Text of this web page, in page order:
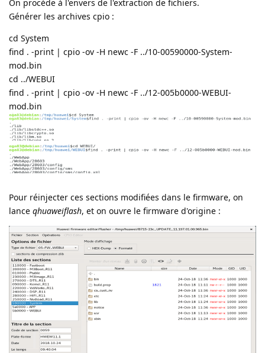
On procède à l'envers de l'extraction de fichiers.
Générer les archives cpio :
cd System
find . -print | cpio -ov -H newc -F ../10-00590000-System-
mod.bin
cd ../WEBUI
find . -print | cpio -ov -H newc -F ../12-005b0000-WEBUI-
mod.bin
Pour réinjecter ces sections modifiées dans le firmware, on
lance qhuaweiflash, et on ouvre le firmware d'origine :